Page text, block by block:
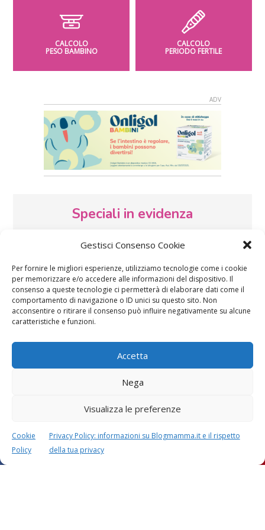
Gestisci Consenso Cookie
Per fornire le migliori esperienze, utilizziamo tecnologie come i cookie
per memorizzare e/o accedere alle informazioni del dispositivo. Il
consenso a queste tecnologie ci permetterà di elaborare dati come il
comportamento di navigazione o ID unici su questo sito. Non
acconsentire o ritirare il consenso può influire negativamente su alcune
caratteristiche e funzioni.
Accetta
Nega
Visualizza le preferenze
Cookie
Policy
Privacy Policy: informazioni su Blogmamma.it e il rispetto
della tua privacy
CALCOLO
PESO BAMBINO
CALCOLO
PERIODO FERTILE
Speciali in evidenza
Vaccini SOS Pediatra
Festa della mamma:
d’auguri, filastrocche
Le settimane di